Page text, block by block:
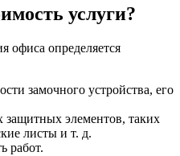
услуги?
офиса определяется
замочного устройства, его
элементов, таких
листы и т. д.
работ.